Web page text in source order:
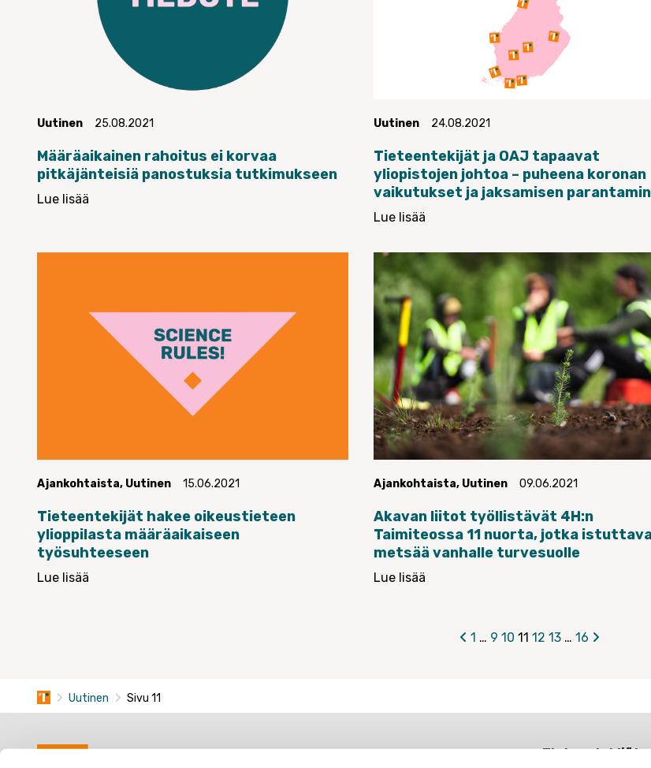
Uutinen 25.08.2021
Määräaikainen rahoitus ei korvaa
pitkäjänteisiä panostuksia tutkimukseen
Lue lisää
Uutinen 24.08.2021
Tieteentekijät ja OAJ tapaavat
yliopistojen johtoa – puheena koronan
vaikutukset ja jaksamisen
Lue lisää
Ajankohtaista, Uutinen 15.06.2021
Tieteentekijät hakee oikeustieteen
ylioppilasta määräaikaiseen
työsuhteeseen
Lue lisää
Ajankohtaista, Uutinen 09.06.2021
Akavan liitot työllistävät 4H:n
Taimiteossa 11 nuorta, jotka
metsää vanhalle turvesuolle
Lue lisää
1 … 9 10 11 12 13 … 16
Uutinen Sivu 11
Tieteentekijät